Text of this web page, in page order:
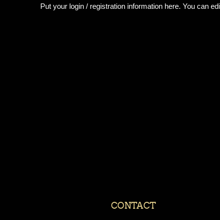
Put your login / registration information here. You can
CONTACT